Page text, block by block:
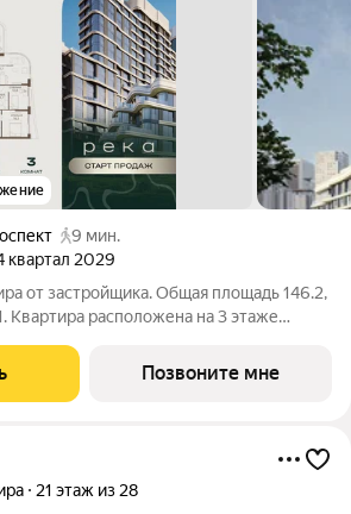
9 мин.
квартал 2029
от застройщика. Общая площадь 146.2,
Квартира расположена на 3 этаже
потолка до 3.65 метра в квартирах и до
Позвоните мне
21 этаж из 28